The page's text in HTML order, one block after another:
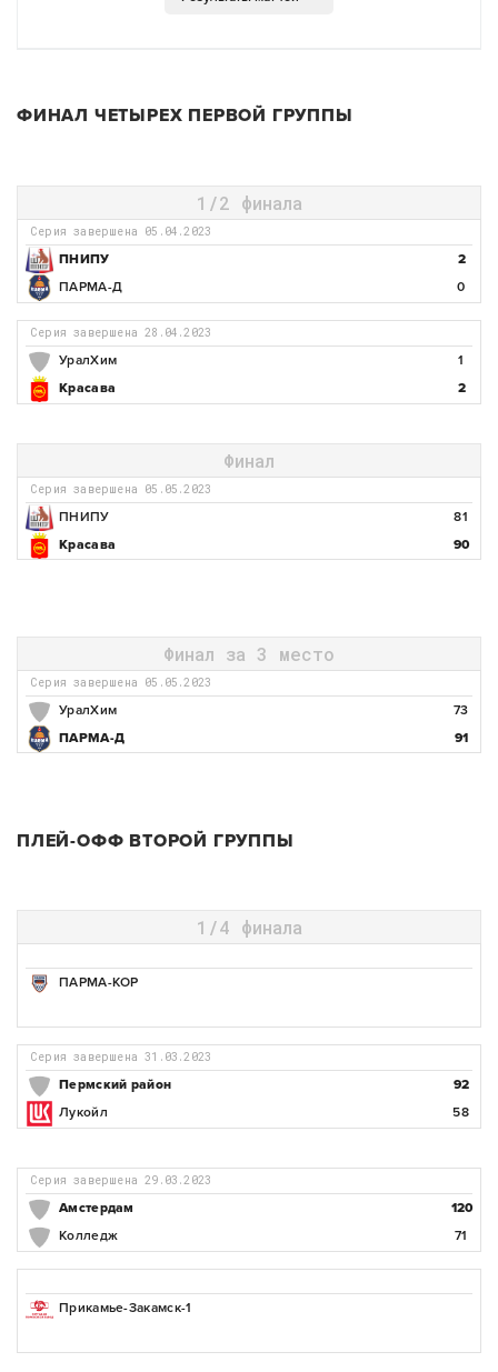
ФИНАЛ ЧЕТЫРЕХ ПЕРВОЙ ГРУППЫ
1/2 финала
Серия завершена 05.04.2023
ПНИПУ
2
ПАРМА-Д
0
Серия завершена 28.04.2023
УралХим
1
Красава
2
Финал
Серия завершена 05.05.2023
ПНИПУ
81
Красава
90
Финал за 3 место
Серия завершена 05.05.2023
УралХим
73
ПАРМА-Д
91
ПЛЕЙ-ОФФ ВТОРОЙ ГРУППЫ
1/4 финала
ПАРМА-КОР
Серия завершена 31.03.2023
Пермский район
92
Лукойл
58
Серия завершена 29.03.2023
Амстердам
120
Колледж
71
Прикамье-Закамск-1